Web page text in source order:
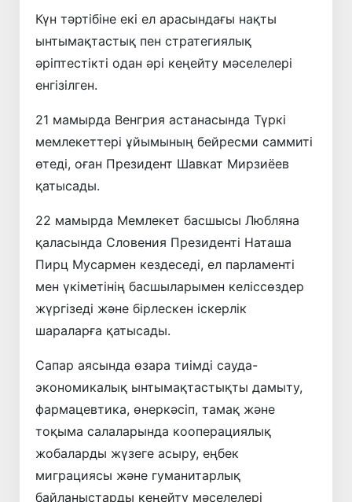
Күн тәртібіне екі ел арасындағы нақты
ынтымақтастық пен стратегиялық
әріптестікті одан әрі кеңейту мәселелері
енгізілген.
21 мамырда Венгрия астанасында Түркі
мемлекеттері ұйымының бейресми саммиті
өтеді, оған Президент Шавкат Мирзиёев
қатысады.
22 мамырда Мемлекет басшысы Любляна
қаласында Словения Президенті Наташа
Пирц Мусармен кездеседі, ел парламенті
мен үкіметінің басшыларымен келіссөздер
жүргізеді және бірлескен іскерлік
шараларға қатысады.
Сапар аясында өзара тиімді сауда-
экономикалық ынтымақтастықты дамыту,
фармацевтика, өнеркәсіп, тамақ және
тоқыма салаларында кооперациялық
жобаларды жүзеге асыру, еңбек
миграциясы және гуманитарлық
байланыстарды кеңейту мәселелері